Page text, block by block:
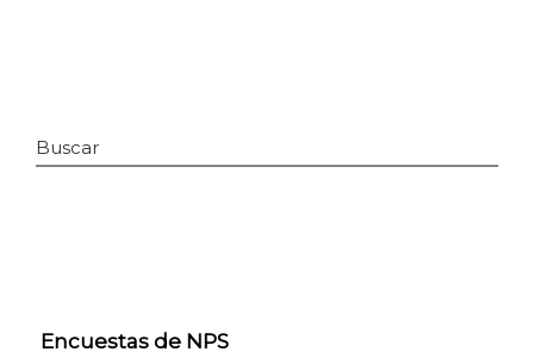
CÓMO FUNCIONA
Buscar
Encuestas de NPS